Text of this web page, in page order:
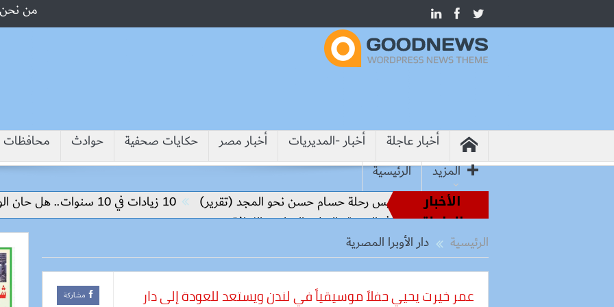
من نحن
أخبار عاجلة أخبار -المديريات أخبار مصر حكايات صحفية حوادث محافظات
المزيد
الرئيسية
الأخبار
العاجلة
الملاعب إلى قيادة الفراعنة.. كواليس رحلة حسام حسن نحو المجد (تقرير) 10 زيادات في 10 سنوات.. هل حان الوقت لرفع دعم البنزين نهائيا؟
تفتحان صفحة جديدة للشراكة في الصحة والنقل والتعليم والثقافة
الرئيسية دار الأوبرا المصرية
عمر خيرت يحيي حفلاً موسيقياً في لندن ويستعد للعودة إلى دار
مشاركة